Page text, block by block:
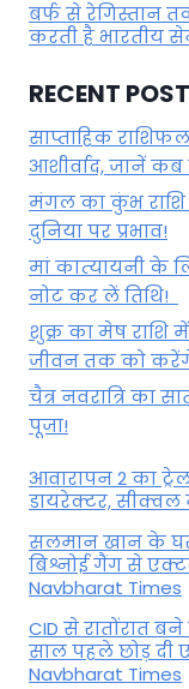
बर्फ से रेगिस्तान
करती है भारतीय
RECENT
साप्ताहिक
आशीर्वाद, जानें कब
मंगल का कुंभ राशि
दुनिया पर प्रभाव!
मां कात्‍यायनी के
नोट कर लें तिथि!
शुक्र का मेष राशि
जीवन तक को करेंगे
चैत्र नवरात्रि का
पूजा!
आवारापन 2 का
डायरेक्टर, सीक्वल
सलमान खान के घर
बिश्नोई गैंग से
Navbharat Times
CID से रातोंरात
साल पहले छोड़ दी
Navbharat Times